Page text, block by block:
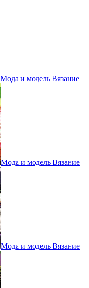
Мода и модель Вязание
Мода и модель Вязание
Мода и модель Вязание